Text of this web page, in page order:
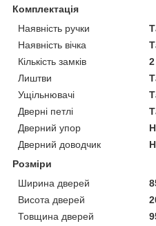
Комплектація
Наявність ручки
Наявність вічка
Кількість замків
Лиштви
Ущільнювачі
Дверні петлі
Дверний упор
Дверний доводчик
Розміри
Ширина дверей
Висота дверей
Товщина дверей